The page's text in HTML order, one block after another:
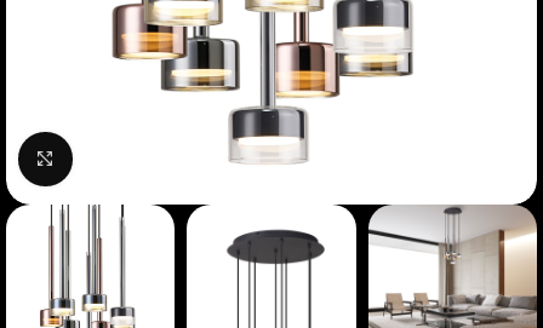
Нажмите, чтобы увеличить изображение